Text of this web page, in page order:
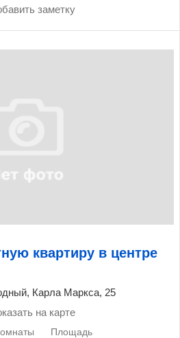
заметку
квартиру в центре
Карла Маркса, 25
на карте